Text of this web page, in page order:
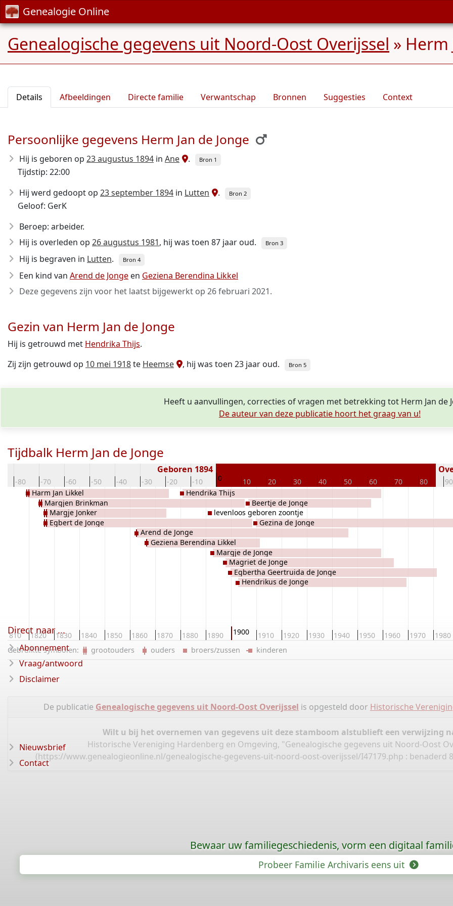
Genealogie Online
Genealogische gegevens uit Noord-Oost Overijssel » Herm
Details Afbeeldingen Directe familie Verwantschap Bronnen Suggesties Context
Persoonlijke gegevens Herm Jan de Jonge
Hij is geboren op 23 augustus 1894 in Ane . Bron 1
Tijdstip: 22:00
Hij werd gedoopt op 23 september 1894 in Lutten . Bron 2
Geloof: GerK
Beroep: arbeider.
Hij is overleden op 26 augustus 1981, hij was toen 87 jaar oud. Bron 3
Hij is begraven in Lutten. Bron 4
Een kind van Arend de Jonge en Geziena Berendina Likkel
Deze gegevens zijn voor het laatst bijgewerkt op 26 februari 2021.
Gezin van Herm Jan de Jonge
Hij is getrouwd met Hendrika Thijs.
Zij zijn getrouwd op 10 mei 1918te Heemse , hij was toen 23 jaar oud. Bron 5
Heeft u aanvullingen, correcties of vragen met betrekking tot Herm Jan de
De auteur van deze publicatie hoort het graag van u!
Tijdbalk Herm Jan de Jonge
-80 -70 -60 -50 -40 -30 -20 -10 0 10 20 30 40 50 60 70 80 90
Geboren 1894
1810 1820 1830 1840 1850 1860 1870 1880 1890 1900 1910 1920 1930 1940 1950 1960 1970 1980
Harm Jan Likkel
Margjen Brinkman
Margje Jonker
Egbert de Jonge
Arend de Jonge
Geziena Berendina Likkel
Hendrika Thijs
levenloos geboren zoontje
Margje de Jonge
Magriet de Jonge
Egbertha Geertruida de Jonge
Hendrikus de Jonge
Beertje de Jonge
Gezina de Jonge
Gebruikte symbolen: grootouders ouders broers/zussen kinderen
De publicatie Genealogische gegevens uit Noord-Oost Overijssel is opgesteld door Historische
Wilt u bij het overnemen van gegevens uit deze stamboom alstublieft een verwijzing
Historische Vereniging Hardenberg en Omgeving, "Genealogische gegevens uit Noord-Oost
(https://www.genealogieonline.nl/genealogische-gegevens-uit-noord-oost-overijssel/I47179.php : benaderd
Direct naar ...
Abonnement
Vraag/antwoord
Disclaimer
Nieuwsbrief
Contact
Bewaar uw familiegeschiedenis, vorm een digitaal
Probeer Familie Archivaris eens uit